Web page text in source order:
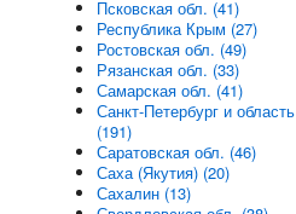
Псковская обл. (41)
Республика Крым (27)
Ростовская обл. (49)
Рязанская обл. (33)
Самарская обл. (41)
Санкт-Петербург и область
(191)
Саратовская обл. (46)
Саха (Якутия) (20)
Сахалин (13)